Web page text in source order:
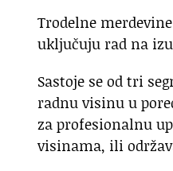
Trodelne
uključuju rad na
Sastoje se od tri
radnu visinu u
za profesionalnu
visinama, ili